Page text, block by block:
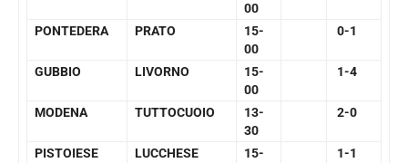
00
PONTEDERA PRATO
15-
00
0-1
GUBBIO LIVORNO
15-
00
1-4
MODENA TUTTOCUOIO
13-
30
2-0
PISTOIESE LUCCHESE
15-
1-1